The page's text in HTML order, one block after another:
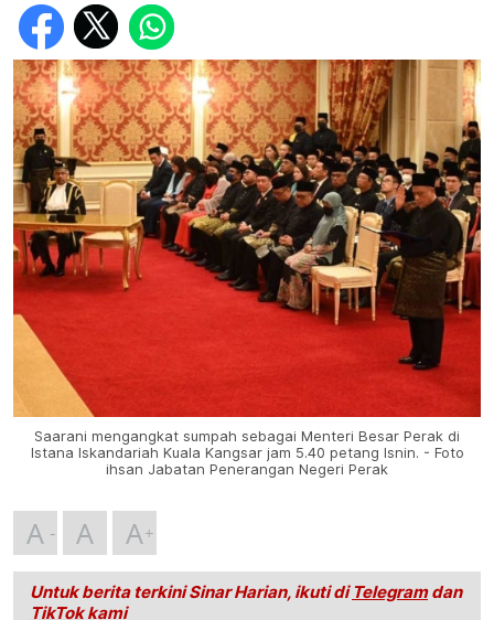
Saarani mengangkat sumpah sebagai Menteri Besar Perak di
Istana Iskandariah Kuala Kangsar jam 5.40 petang Isnin. - Foto
ihsan Jabatan Penerangan Negeri Perak
A A A
Untuk berita terkini Sinar Harian, ikuti di Telegramdan
TikTokkami